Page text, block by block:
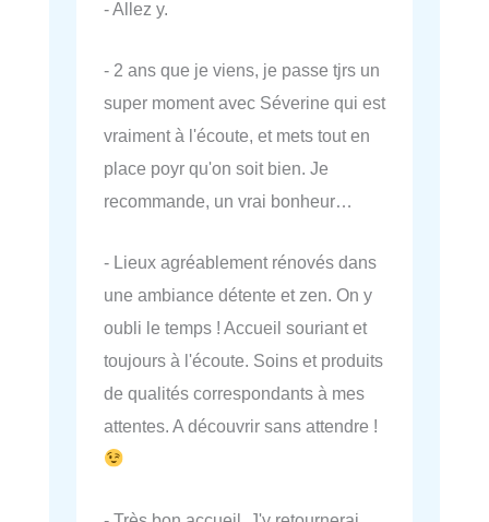
- Allez y.
- 2 ans que je viens, je passe tjrs un
super moment avec Séverine qui est
vraiment à l'écoute, et mets tout en
place poyr qu'on soit bien. Je
recommande, un vrai bonheur…
- Lieux agréablement rénovés dans
une ambiance détente et zen. On y
oubli le temps ! Accueil souriant et
toujours à l'écoute. Soins et produits
de qualités correspondants à mes
attentes. A découvrir sans attendre !